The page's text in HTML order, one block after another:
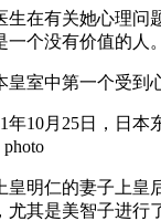
有关她心理问题
一个没有价值的人
中第一个受到心
10月25日，日本
明仁的妻子上皇
尤其是美智子进行